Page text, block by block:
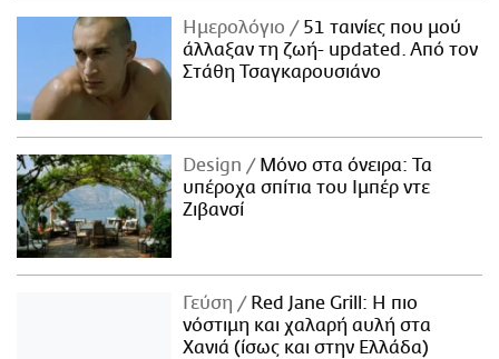
Ημερολόγιο
51 ταινίες που μού
άλλαξαν τη ζωή- updated. Aπό τον
Στάθη Τσαγκαρουσιάνο
Design
Μόνο στα όνειρα: Τα
υπέροχα σπίτια του Ιμπέρ ντε
Ζιβανσί
Γεύση
Red Jane Grill: Η πιο
νόστιμη και χαλαρή αυλή στα
Χανιά (ίσως και στην Ελλάδα)